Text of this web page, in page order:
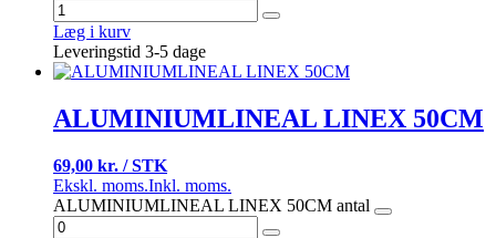
Læg i kurv
Leveringstid 3-5 dage
ALUMINIUMLINEAL LINEX 50CM
69,00 kr. / STK
Ekskl. moms.Inkl. moms.
ALUMINIUMLINEAL LINEX 50CM antal